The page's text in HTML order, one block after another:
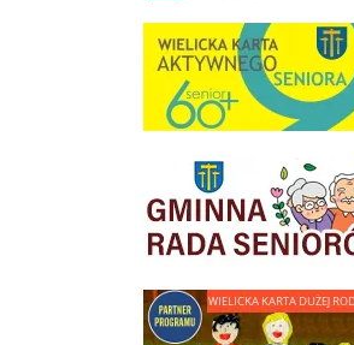
link do strony Wielicka Karta
link do strony Gminnej Rady
link do strony - Wielicka Karta Dużej